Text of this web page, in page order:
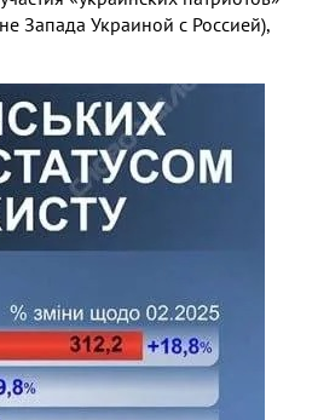
Запада Украиной с Россией),